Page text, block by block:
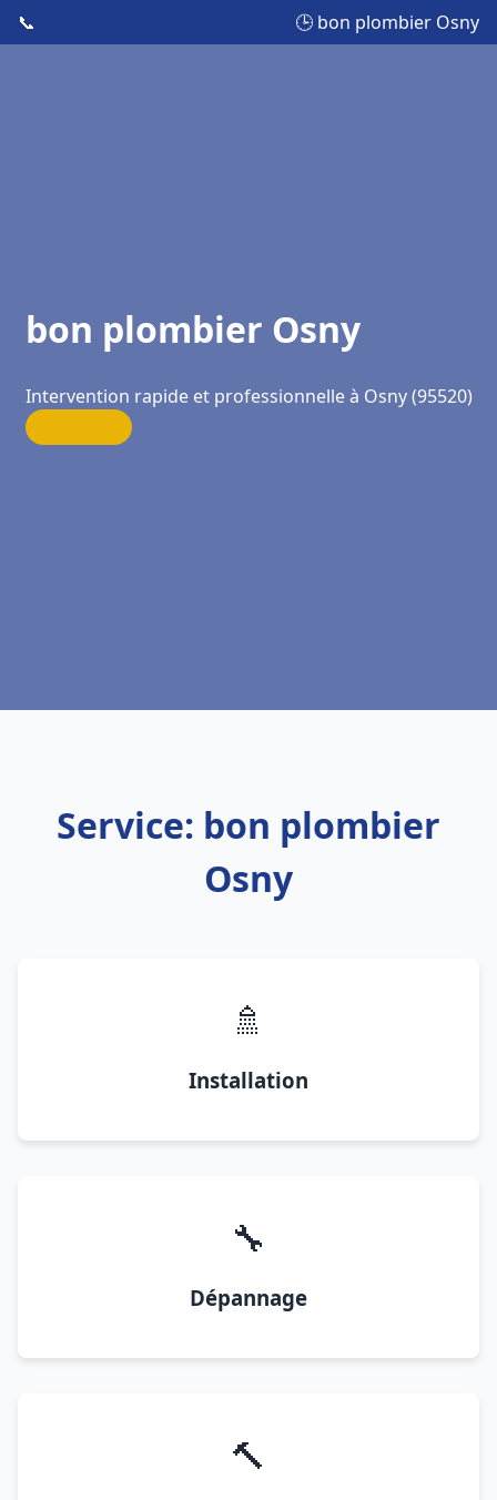
📞 🕒 bon plombier Osny
bon plombier Osny
Intervention rapide et professionnelle à Osny (95520)
Service: bon plombier
Osny
🚿
Installation
🔧
Dépannage
🔨